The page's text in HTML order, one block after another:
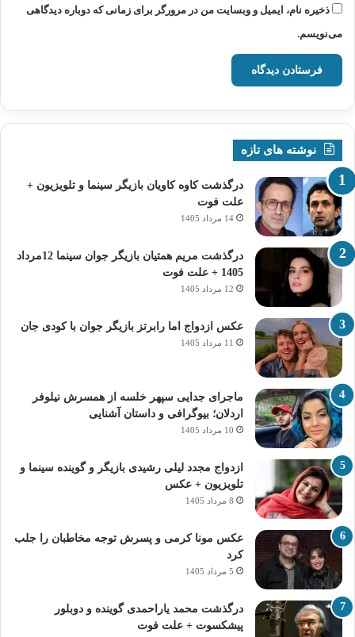
ذخیره نام، ایمیل و وبسایت من در مرورگر برای زمانی که دوباره دیدگاهی
می‌نویسم.
نوشته های تازه
درگذشت کاوه کاویان بازیگر سینما و تلویزیون +
علت فوت
14 مرداد 1405
درگذشت مریم همتیان بازیگر جوان سینما 12مرداد
1405 + علت فوت
12 مرداد 1405
عکس ازدواج اما رابرتز بازیگر جوان با کودی جان
11 مرداد 1405
ماجرای جدایی سپهر خلسه از همسرش نیلوفر
اردلان؛ بیوگرافی و داستان آشنایی
10 مرداد 1405
ازدواج مجدد لیلی رشیدی بازیگر و گوینده سینما و
تلویزیون + عکس
8 مرداد 1405
عکس مونا کرمی و پسرش توجه مخاطبان را جلب
کرد
5 مرداد 1405
درگذشت محمد یاراحمدی گوینده و دوبلور
پیشکسوت + علت فوت